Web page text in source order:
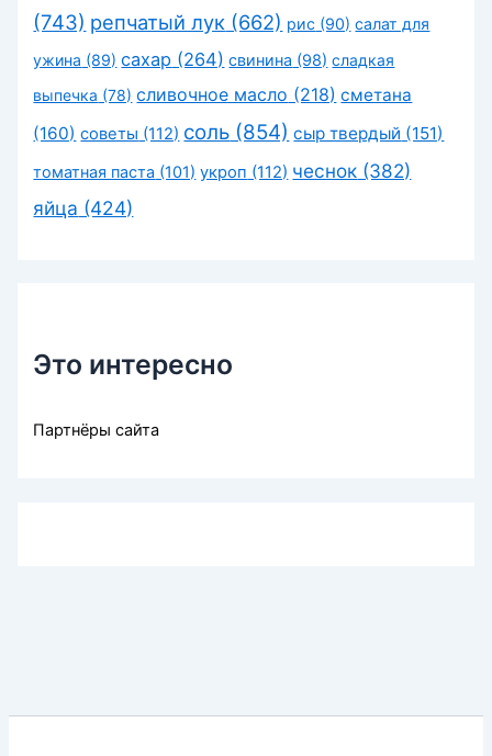
(743) репчатый лук (662) рис (90) салат для
ужина (89) сахар (264) свинина (98) сладкая
выпечка (78) сливочное масло (218) сметана
(160) советы (112) соль (854) сыр твердый (151)
томатная паста (101) укроп (112) чеснок (382)
яйца (424)
Это интересно
Партнёры сайта